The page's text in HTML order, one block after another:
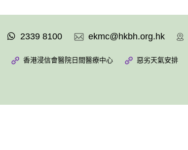
2339 8100 ekmc@hkbh.org.hk
香港浸信會醫院日間醫療中心 惡劣天氣安排